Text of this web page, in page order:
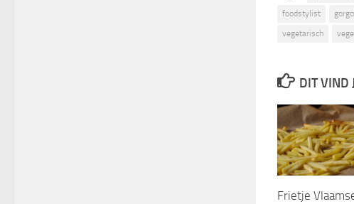
foodstylist
vegetarisch
DIT VIND
Frietje